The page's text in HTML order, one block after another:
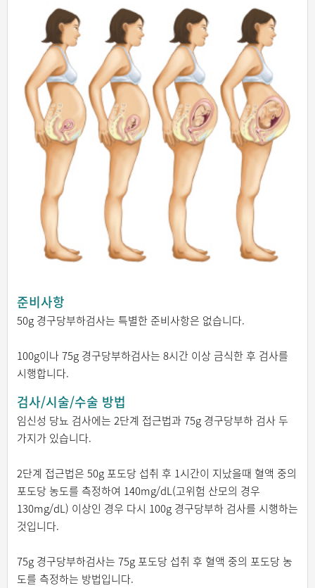
준비사항
50g 경구당부하검사는 특별한 준비사항은 없습니다.
100g이나 75g 경구당부하검사는 8시간 이상 금식한 후 검사를
시행합니다.
검사/시술/수술 방법
임신성 당뇨 검사에는 2단계 접근법과 75g 경구당부하 검사 두
가지가 있습니다.
2단계 접근법은 50g 포도당 섭취 후 1시간이 지났을때 혈액 중의
포도당 농도를 측정하여 140mg/dL(고위험 산모의 경우
130mg/dL) 이상인 경우 다시 100g 경구당부하 검사를 시행하는
것입니다.
75g 경구당부하검사는 75g 포도당 섭취 후 혈액 중의 포도당 농
도를 측정하는 방법입니다.